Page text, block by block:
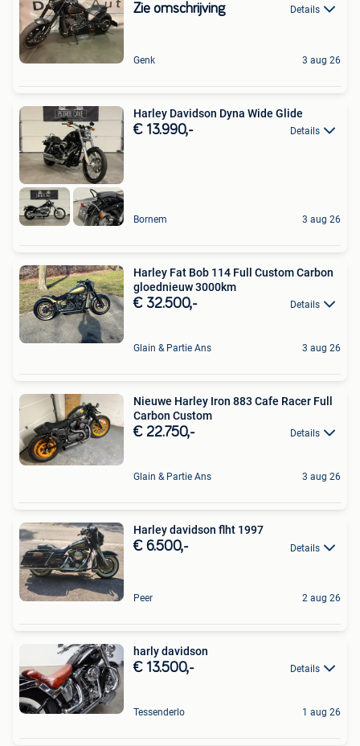
Zie omschrijving Details
Genk 3 aug 26
Harley Davidson Dyna Wide Glide
€ 13.990,- Details
Bornem 3 aug 26
Harley Fat Bob 114 Full Custom Carbon
gloednieuw 3000km
€ 32.500,- Details
Glain & Partie Ans 3 aug 26
Nieuwe Harley Iron 883 Cafe Racer Full
Carbon Custom
€ 22.750,- Details
Glain & Partie Ans 3 aug 26
Harley davidson flht 1997
€ 6.500,- Details
Peer 2 aug 26
harly davidson
€ 13.500,- Details
Tessenderlo 1 aug 26